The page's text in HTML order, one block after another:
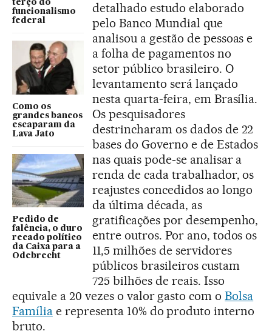
terço do
funcionalismo
federal
Como os
grandes bancos
escaparam da
Lava Jato
Pedido de
falência, o duro
recado político
da Caixa para a
Odebrecht
detalhado estudo elaborado
pelo Banco Mundial que
analisou a gestão de pessoas e
a folha de pagamentos no
setor público brasileiro. O
levantamento será lançado
nesta quarta-feira, em Brasília.
Os pesquisadores
destrincharam os dados de 22
bases do Governo e de Estados
nas quais pode-se analisar a
renda de cada trabalhador, os
reajustes concedidos ao longo
da última década, as
gratificações por desempenho,
entre outros. Por ano, todos os
11,5 milhões de servidores
públicos brasileiros custam
725 bilhões de reais. Isso
equivale a 20 vezes o valor gasto com oBolsa
Famíliae representa 10% do produto interno
bruto.